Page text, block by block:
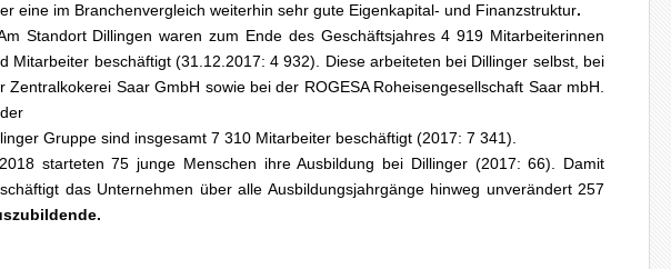
eine im Branchenvergleich weiterhin sehr gute Eigenkapital- und Finanzstruktur.
Standort Dillingen waren zum Ende des Geschäftsjahres 4 919 Mitarbeiterinnen
Mitarbeiter beschäftigt (31.12.2017: 4 932). Diese arbeiteten bei Dillinger selbst, bei
Zentralkokerei Saar GmbH sowie bei der ROGESA Roheisengesellschaft Saar mbH.
Gruppe sind insgesamt 7 310 Mitarbeiter beschäftigt (2017: 7 341).
starteten 75 junge Menschen ihre Ausbildung bei Dillinger (2017: 66). Damit
das Unternehmen über alle Ausbildungsjahrgänge hinweg unverändert 257